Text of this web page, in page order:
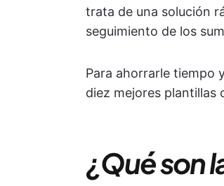
trata de una solución
seguimiento de los
Para ahorrarle tiempo
diez mejores plantillas
¿Qué son